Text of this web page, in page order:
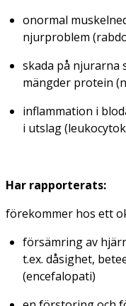
onormal
njurproblem
skada på njurarna
mängder protein
inflammation i
i utslag
Har rapporterats:
förekommer hos ett
försämring av
t.ex. dåsighet,
(encefalopati)